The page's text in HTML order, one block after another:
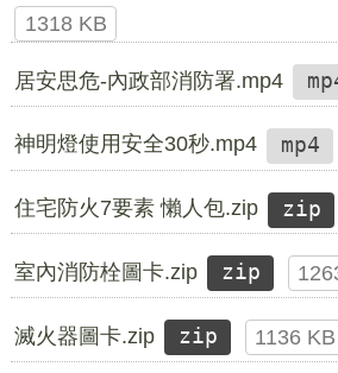
1318 KB
居安思危-內政部消防署.mp4
神明燈使用安全30秒.mp4 mp4
住宅防火7要素 懶人包.zip zip
室內消防栓圖卡.zip zip
滅火器圖卡.zip zip 1136 KB